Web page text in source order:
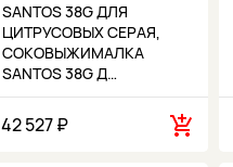
SANTOS 38G ДЛЯ
ЦИТРУСОВЫХ СЕРАЯ,
СОКОВЫЖИМАЛКА
SANTOS 38G Д…
42 527 ₽